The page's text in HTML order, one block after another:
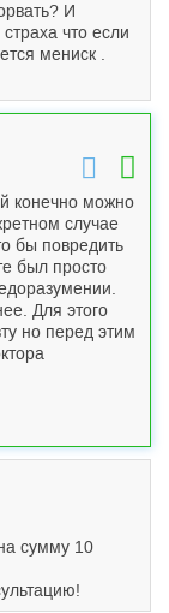
И
что если
мениск .
конечно можно
случае
бы повредить
был просто
Для этого
но перед этим
сумму 10